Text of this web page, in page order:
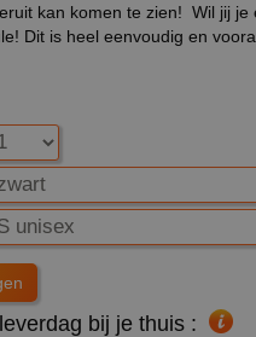
kan komen te zien! Wil jij
Dit is heel eenvoudig en
bij je thuis :